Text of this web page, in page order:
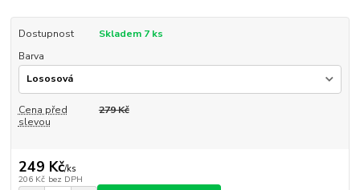
Dostupnost
Skladem 7 ks
Barva
Cena před
slevou
279 Kč
249 Kč/ks
206 Kč bez DPH